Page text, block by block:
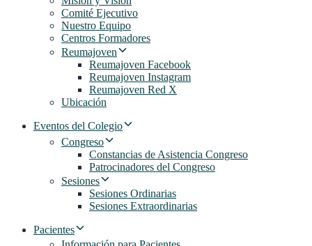
Comité Ejecutivo
Nuestro Equipo
Centros Formadores
Reumajoven
Reumajoven Facebook
Reumajoven Instagram
Reumajoven Red X
Ubicación
Eventos del Colegio
Congreso
Constancias de Asistencia Congreso
Patrocinadores del Congreso
Sesiones
Sesiones Ordinarias
Sesiones Extraordinarias
Pacientes